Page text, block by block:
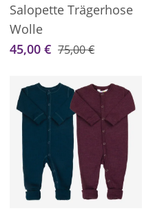
Salopette Trägerhose
Wolle
45,00 € 75,00 €